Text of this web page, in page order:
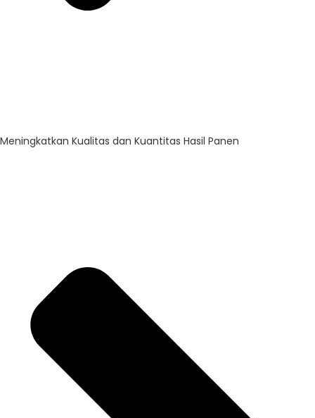
Meningkatkan Kualitas dan Kuantitas Hasil Panen